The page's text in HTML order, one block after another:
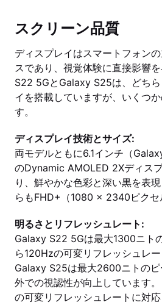
スクリーン品質
ディスプレイはスマートフォン
スであり、視覚体験に直接影響
S22 5GとGalaxy S25は、どち
イを搭載していますが、いくつ
す。
ディスプレイ技術とサイズ:
両モデルともに6.1インチ（
のDynamic AMOLED 2Xディス
り、鮮やかな色彩と深い黒を表
らもFHD+（1080 x 2340ピクセ
明るさとリフレッシュレート:
Galaxy S22 5Gは最大1300ニト
ら120Hzの可変リフレッシュレー
Galaxy S25は最大2600ニトの
外での視認性が向上しています
の可変リフレッシュレートに対